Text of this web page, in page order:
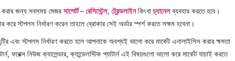
জন্য সবসময় মেজর সাপোর্ট – রেসিস্টেন্স, ট্রেন্ডলাইনকিংবাচ্যানেলব্যবহার করতে হবে।
স্টপলস নির্ধারণ করেন তাহলে ব্রোকার সেই অর্ডার স্পর্শ করতে সক্ষম হবেনা।
এবং স্টপলস নির্ধারণ করতে হলে আপনাকে অবশ্যই ভালো করে মার্কেট এনালাইসিস করার ক্ষমতা
ফরেক্স নিউজ ক্যালেন্ডার, ক্যান্ডেলস্টিক প্যাটার্ন এই বিষয়গুলো ভালো করে মার্কেট যাচাই করতে